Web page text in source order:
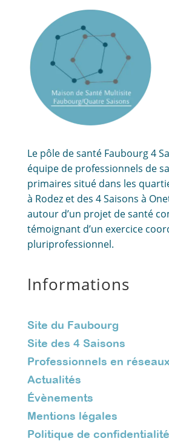
Le pôle de santé Faubourg 4
équipe de professionnels de
primaires situé dans les
à Rodez et des 4 Saisons à
autour d’un projet de santé
témoignant d’un exercice
pluriprofessionnel.
Informations
Site du Faubourg
Site des 4 Saisons
Professionnels en réseaux
Actualités
Évènements
Mentions légales
Politique de confidentialité